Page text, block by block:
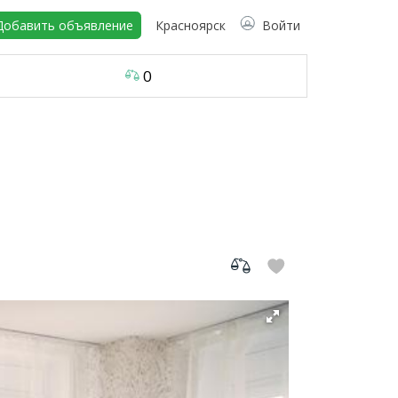
объявление Красноярск Войти
0